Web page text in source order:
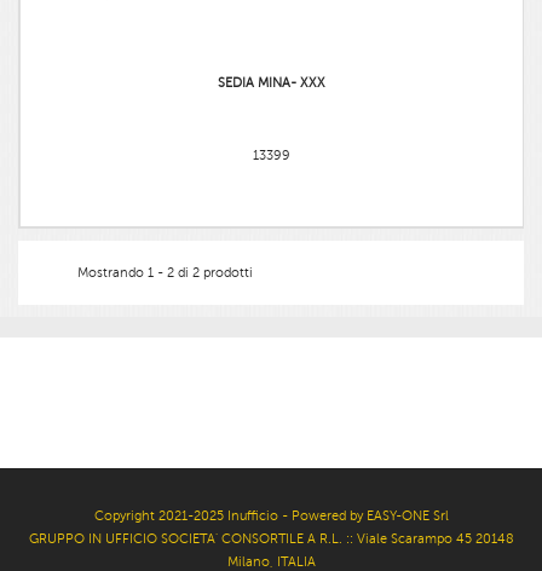
SEDIA MINA- XXX
13399
Mostrando 1 - 2 di 2 prodotti
Copyright 2021-2025 Inufficio - Powered by EASY-ONE Srl
GRUPPO IN UFFICIO SOCIETA' CONSORTILE A R.L. :: Viale Scarampo 45 20148
Milano, ITALIA